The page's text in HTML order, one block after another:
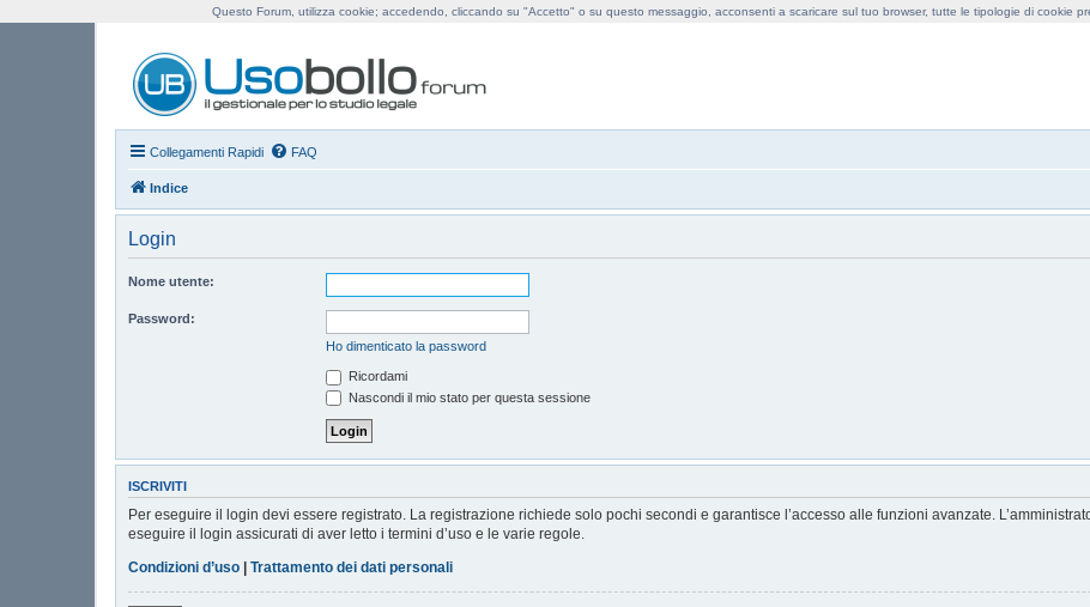
Collegamenti Rapidi FAQ
Indice
Login
Nome utente:
Password:
Ho dimenticato la password
Ricordami
Nascondi il mio stato per questa sessione
ISCRIVITI
Per eseguire il login devi essere registrato. La registrazione richiede solo pochi secondi e garantisce l’accesso alle funzioni avanzate.
eseguire il login assicurati di aver letto i termini d’uso e le varie regole.
Condizioni d’uso | Trattamento dei dati personali
Questo Forum, utilizza cookie; accedendo, cliccando su "Accetto" o su questo messaggio, acconsenti a scaricare sul tuo browser, tutte le tipologie di cookie